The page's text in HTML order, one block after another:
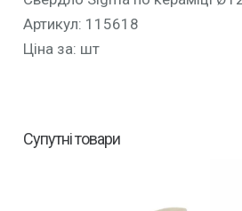
Артикул: 115618
Ціна за: шт
Супутні товари